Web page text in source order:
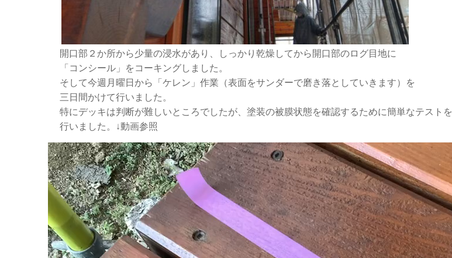
開口部２か所から少量の浸水があり、しっかり乾燥してから開口部のログ目地に
「コンシール」をコーキングしました。
そして今週月曜日から「ケレン」作業（表面をサンダーで磨き落としていきます）を
三日間かけて行いました。
特にデッキは判断が難しいところでしたが、塗装の被膜状態を確認するために簡単なテストを
行いました。↓動画参照
動
画
プ
レ
ヤ
ー